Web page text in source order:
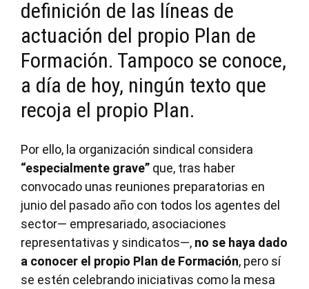
definición de las líneas de
actuación del propio Plan de
Formación. Tampoco se conoce,
a día de hoy, ningún texto que
recoja el propio Plan.
Por ello, la organización sindical considera
“especialmente grave” que, tras haber
convocado unas reuniones preparatorias en
junio del pasado año con todos los agentes del
sector— empresariado, asociaciones
representativas y sindicatos—, no se haya dado
a conocer el propio Plan de Formación, pero sí
se estén celebrando iniciativas como la mesa